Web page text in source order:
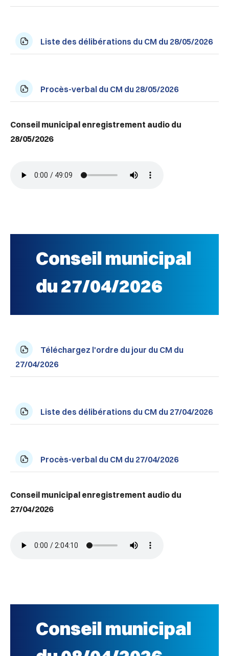
Liste des délibérations du CM du 28/05/2026
Procès-verbal du CM du 28/05/2026
Conseil municipal enregistrement audio du
28/05/2026
Conseil municipal
du 27/04/2026
Téléchargez l'ordre du jour du CM du
27/04/2026
Liste des délibérations du CM du 27/04/2026
Procès-verbal du CM du 27/04/2026
Conseil municipal enregistrement audio du
27/04/2026
Conseil municipal